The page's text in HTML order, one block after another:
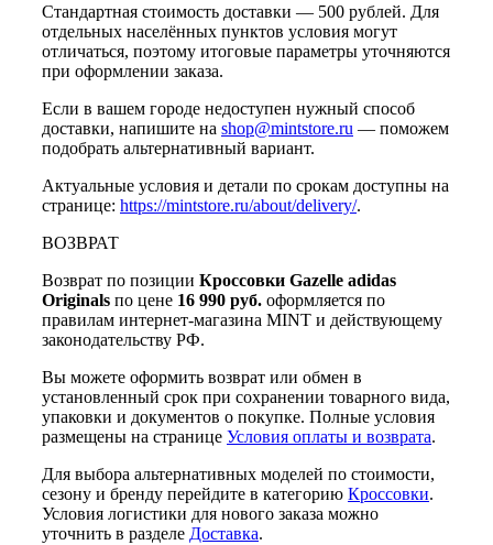
Стандартная стоимость доставки — 500 рублей. Для
отдельных населённых пунктов условия могут
отличаться, поэтому итоговые параметры уточняются
при оформлении заказа.
Если в вашем городе недоступен нужный способ
доставки, напишите на shop@mintstore.ru — поможем
подобрать альтернативный вариант.
Актуальные условия и детали по срокам доступны на
странице: https://mintstore.ru/about/delivery/.
ВОЗВРАТ
Возврат по позиции Кроссовки Gazelle adidas
Originals по цене 16 990 руб. оформляется по
правилам интернет-магазина MINT и действующему
законодательству РФ.
Вы можете оформить возврат или обмен в
установленный срок при сохранении товарного вида,
упаковки и документов о покупке. Полные условия
размещены на странице Условия оплаты и возврата.
Для выбора альтернативных моделей по стоимости,
сезону и бренду перейдите в категорию Кроссовки.
Условия логистики для нового заказа можно
уточнить в разделе Доставка.